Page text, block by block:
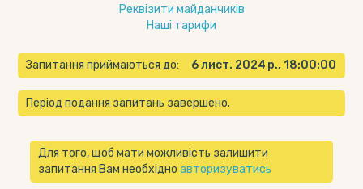
Реквізити майданчиків
Наші тарифи
Запитання приймаються до: 6 лист. 2024 р., 18:00:00
Період подання запитань завершено.
Для того, щоб мати можливість залишити
запитання Вам необхідноавторизуватись